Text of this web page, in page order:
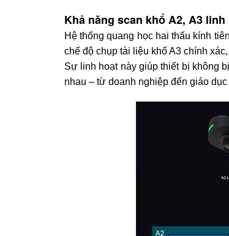
Khả năng scan khổ A2, A3 linh
Hệ thống quang học hai thấu kính
chế độ chụp tài liệu khổ A3 chính
Sự linh hoạt này giúp thiết bị không
nhau – từ doanh nghiệp đến giáo